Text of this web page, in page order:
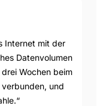
Internet mit der
Datenvolumen
Wochen beim
und